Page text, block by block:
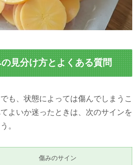
見分け方とよくある質問
も、状態によっては傷んでしまうこ
よいか迷ったときは、次のサインを
。
傷みのサイン